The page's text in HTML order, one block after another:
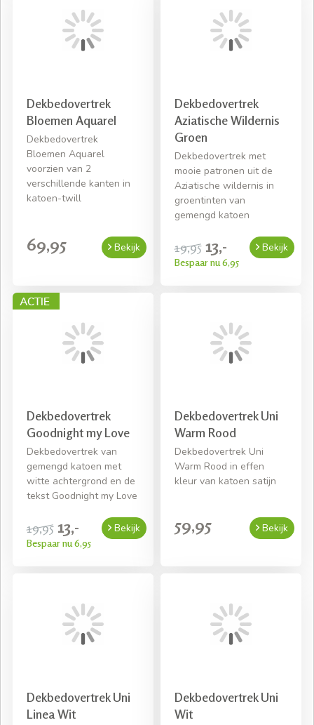
Dekbedovertrek
Bloemen Aquarel
Dekbedovertrek
Bloemen Aquarel
voorzien van 2
verschillende kanten in
katoen-twill
69,95 Bekijk
Dekbedovertrek
Aziatische Wildernis
Groen
Dekbedovertrek met
mooie patronen uit de
Aziatische wildernis in
groentinten van
gemengd katoen
19,95 13,-
Bespaar nu 6,95
Bekijk
Dekbedovertrek
Goodnight my Love
Dekbedovertrek van
gemengd katoen met
witte achtergrond en de
tekst Goodnight my Love
19,95 13,-
Bespaar nu 6,95
Bekijk
Dekbedovertrek Uni
Warm Rood
Dekbedovertrek Uni
Warm Rood in effen
kleur van katoen satijn
59,95 Bekijk
Dekbedovertrek Uni
Linea Wit
Dekbedovertrek Uni
Wit